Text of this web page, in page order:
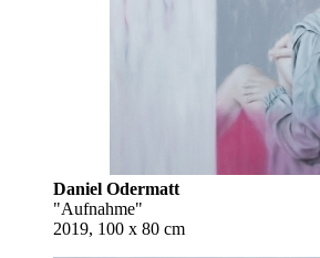
Daniel Odermatt
"Aufnahme"
2019, 100 x 80 cm